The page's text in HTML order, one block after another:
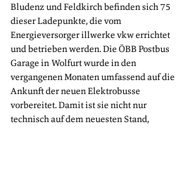
Bludenz und Feldkirch befinden sich 75
dieser Ladepunkte, die vom
Energieversorger illwerke vkw errichtet
und betrieben werden. Die ÖBB Postbus
Garage in Wolfurt wurde in den
vergangenen Monaten umfassend auf die
Ankunft der neuen Elektrobusse
vorbereitet. Damit ist sie nicht nur
technisch auf dem neuesten Stand,